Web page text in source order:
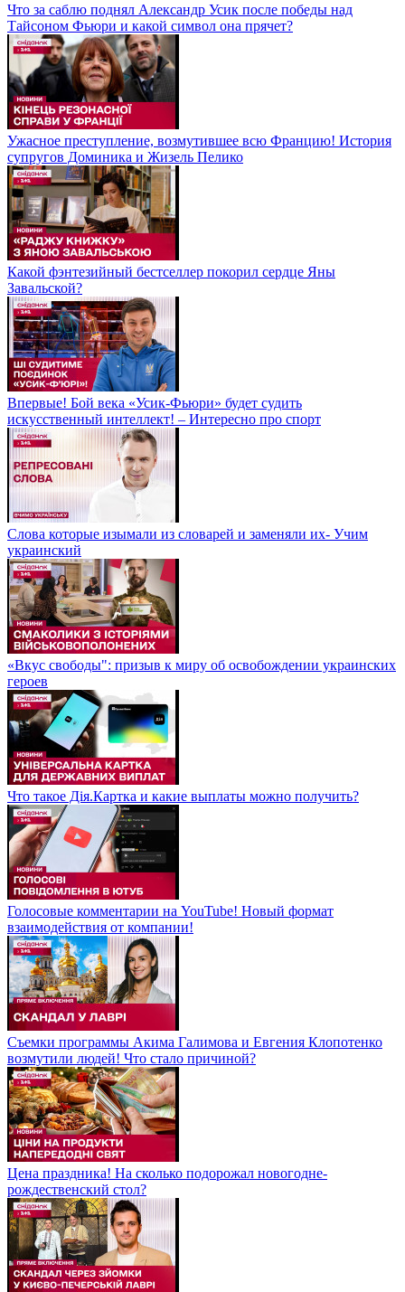
Что за саблю поднял Александр Усик после победы над
Тайсоном Фьюри и какой символ она прячет?
Ужасное преступление, возмутившее всю Францию! История
супругов Доминика и Жизель Пелико
Какой фэнтезийный бестселлер покорил сердце Яны
Завальской?
Впервые! Бой века «Усик-Фьюри» будет судить
искусственный интеллект! – Интересно про спорт
Слова которые изымали из словарей и заменяли их- Учим
украинский
«Вкус свободы": призыв к миру об освобождении украинских
героев
Что такое Дія.Картка и какие выплаты можно получить?
Голосовые комментарии на YouTube! Новый формат
взаимодействия от компании!
Съемки программы Акима Галимова и Евгения Клопотенко
возмутили людей! Что стало причиной?
Цена праздника! На сколько подорожал новогодне-
рождественский стол?